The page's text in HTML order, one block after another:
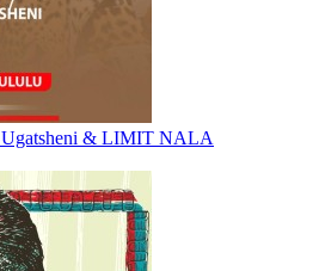
Ugatsheni & LIMIT NALA